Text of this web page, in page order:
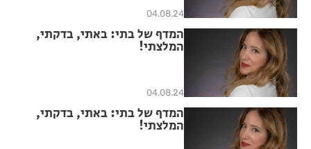
04.08.24
המדף של בתי: באתי, בדקתי,
המלצתי!
04.08.24
המדף של בתי: באתי, בדקתי,
המלצתי!